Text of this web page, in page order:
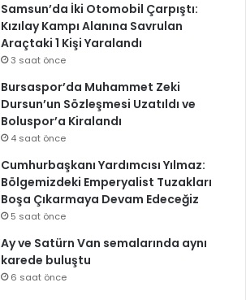
Samsun’da İki Otomobil Çarpıştı:
Kızılay Kampı Alanına Savrulan
Araçtaki 1 Kişi Yaralandı
3 saat önce
Bursaspor’da Muhammet Zeki
Dursun’un Sözleşmesi Uzatıldı ve
Boluspor’a Kiralandı
4 saat önce
Cumhurbaşkanı Yardımcısı Yılmaz:
Bölgemizdeki Emperyalist Tuzakları
Boşa Çıkarmaya Devam Edeceğiz
5 saat önce
Ay ve Satürn Van semalarında aynı
karede buluştu
6 saat önce